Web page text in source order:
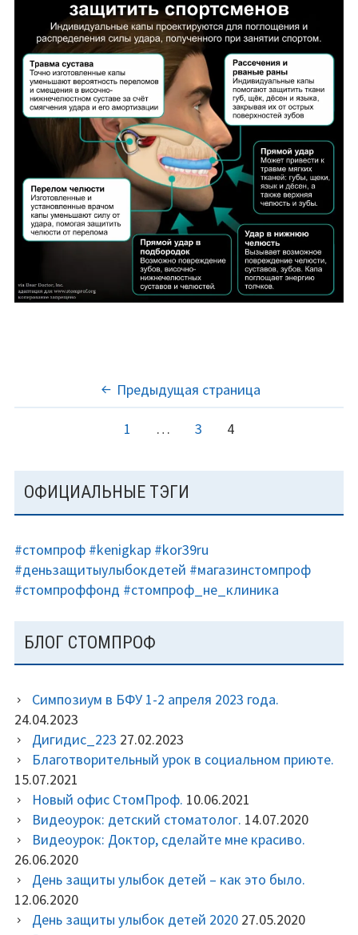
ПАГИНАЦИЯ
ЗАПИСЕЙ
Предыдущая страница
Страница
1 … Страница
3 Страница
4
ОСНОВНАЯ
ПАНЕЛЬ
ОФИЦИАЛЬНЫЕ ТЭГИ
#стомпроф #kenigkap #kor39ru
#деньзащитыулыбокдетей #магазинстомпроф
#стомпроффонд #стомпроф_не_клиника
БЛОГ СТОМПРОФ
Симпозиум в БФУ 1-2 апреля 2023 года.
24.04.2023
Дигидис_223 27.02.2023
Благотворительный урок в социальном приюте.
15.07.2021
Новый офис СтомПроф. 10.06.2021
Видеоурок: детский стоматолог. 14.07.2020
Видеоурок: Доктор, сделайте мне красиво.
26.06.2020
День защиты улыбок детей – как это было.
12.06.2020
День защиты улыбок детей 2020 27.05.2020